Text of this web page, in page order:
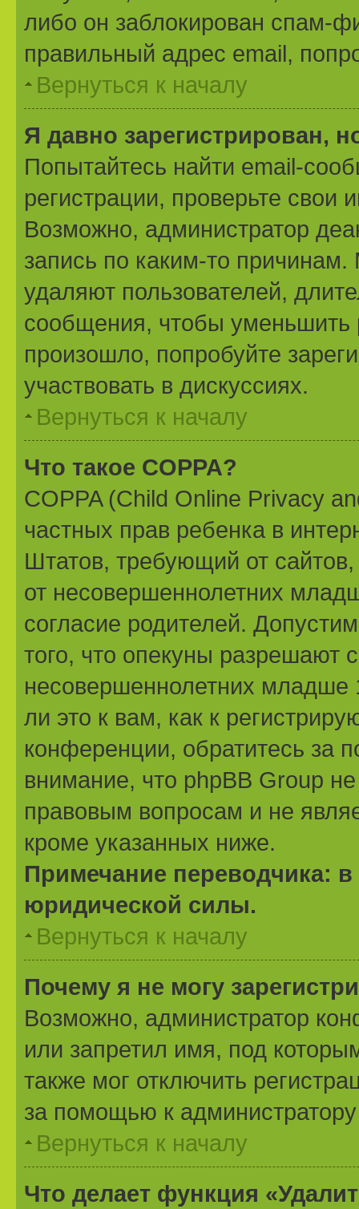
либо он заблокирован спам-
правильный адрес email,
Вернуться к началу
Я давно зарегистрирован,
Попытайтесь найти email-
регистрации, проверьте свои
Возможно, администратор
запись по каким-то
удаляют пользователей,
сообщения, чтобы
произошло, попробуйте
участвовать в дискуссиях.
Вернуться к началу
Что такое COPPA?
COPPA (Child Online Privacy
частных прав ребенка в
Штатов, требующий от
от несовершеннолетних
согласие родителей.
того, что опекуны разрешают
несовершеннолетних
ли это к вам, как к
конференции, обратитесь за
внимание, что phpBB Group
правовым вопросам и не
кроме указанных ниже.
Примечание переводчика:
юридической силы.
Вернуться к началу
Почему я не могу
Возможно, администратор
или запретил имя, под
также мог отключить
за помощью к
Вернуться к началу
Что делает функция